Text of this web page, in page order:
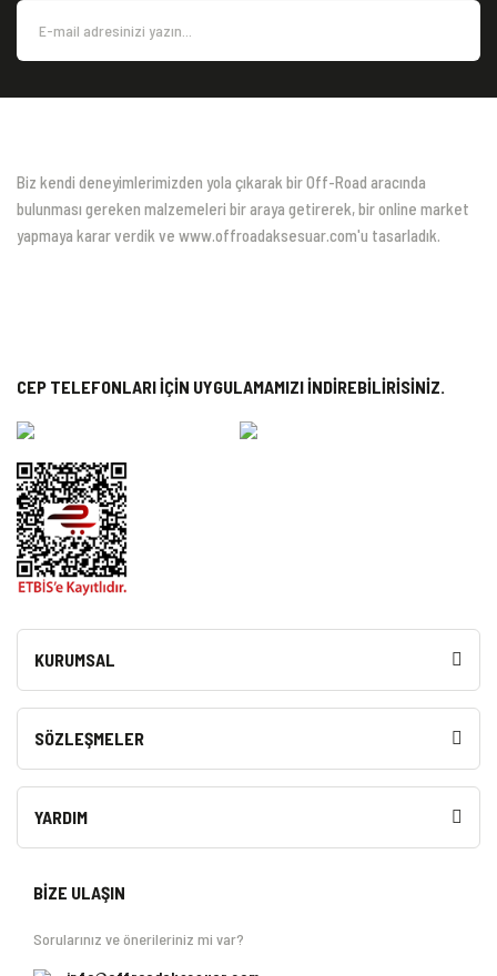
Biz kendi deneyimlerimizden yola çıkarak bir Off-Road aracında
bulunması gereken malzemeleri bir araya getirerek, bir online market
yapmaya karar verdik ve www.offroadaksesuar.com'u tasarladık.
CEP TELEFONLARI İÇİN UYGULAMAMIZI İNDİREBİLİRİSİNİZ.
KURUMSAL
SÖZLEŞMELER
YARDIM
BİZE ULAŞIN
Sorularınız ve önerileriniz mi var?